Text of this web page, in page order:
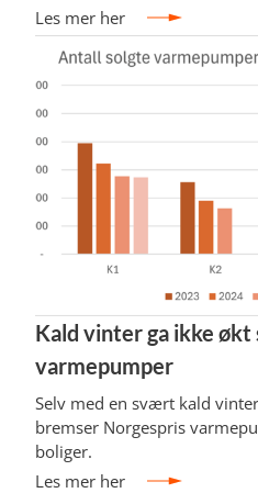
Les mer her
Kald vinter ga ikke økt
varmepumper
Selv med en svært kald
bremser Norgespris
boliger.
Les mer her